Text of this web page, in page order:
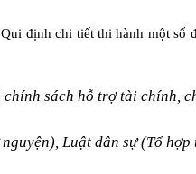
định chi tiết thi hành một số
sách hỗ trợ tài chính,
Luật dân sự (Tổ hợp